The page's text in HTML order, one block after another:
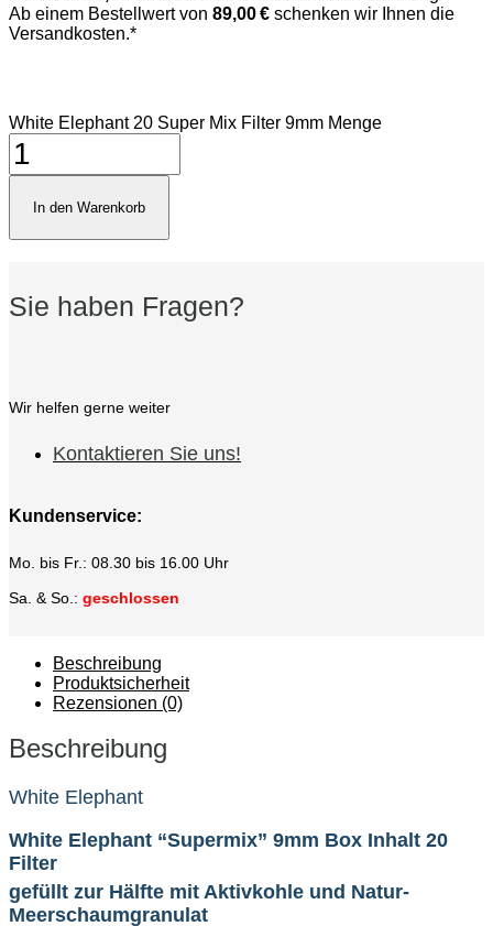
Ab einem Bestellwert von 89,00 € schenken wir Ihnen die
Versandkosten.*
White Elephant 20 Super Mix Filter 9mm Menge
In den Warenkorb
Sie haben Fragen?
Wir helfen gerne weiter
Kontaktieren Sie uns!
Kundenservice:
Mo. bis Fr.: 08.30 bis 16.00 Uhr
Sa. & So.: geschlossen
Beschreibung
Produktsicherheit
Rezensionen (0)
Beschreibung
White Elephant
White Elephant “Supermix” 9mm Box Inhalt 20
Filter
gefüllt zur Hälfte mit Aktivkohle und Natur-
Meerschaumgranulat